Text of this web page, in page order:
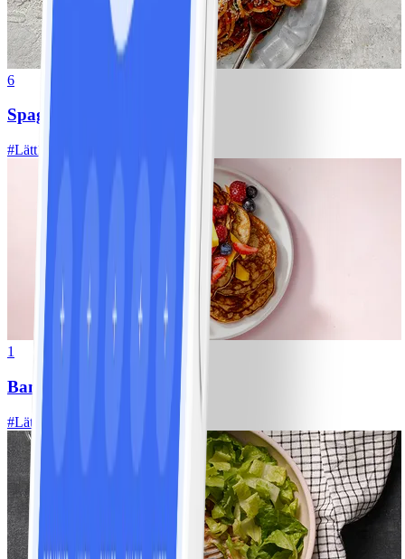
6
Spagetti med köttfärssås
#Lätt10 MIN
1
Bananpannkakor
#Lätt 5 MIN